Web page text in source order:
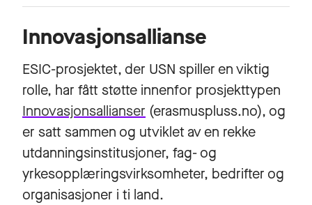
Innovasjonsallianse
ESIC-prosjektet, der USN spiller en viktig
rolle, har fått støtte innenfor prosjekttypen
Innovasjonsallianser (erasmuspluss.no), og
er satt sammen og utviklet av en rekke
utdanningsinstitusjoner, fag- og
yrkesopplæringsvirksomheter, bedrifter og
organisasjoner i ti land.